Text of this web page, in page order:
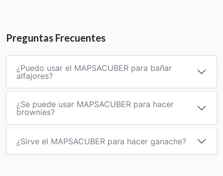
Preguntas Frecuentes
¿Puedo usar el MAPSACUBER para bañar
alfajores?
¿Se puede usar MAPSACUBER para hacer
brownies?
¿Sirve el MAPSACUBER para hacer ganache?